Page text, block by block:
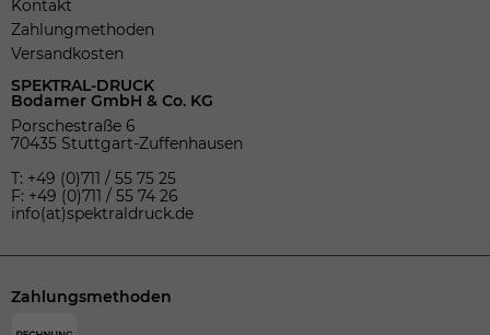
Kontakt
Zahlungmethoden
Versandkosten
SPEKTRAL-DRUCK
Bodamer GmbH & Co. KG
Porschestraße 6
70435 Stuttgart-Zuffenhausen
T: +49 (0)711 / 55 75 25
F: +49 (0)711 / 55 74 26
info(at)spektraldruck.de
Zahlungsmethoden